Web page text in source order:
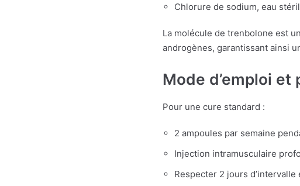
Chlorure de sodium, eau
La molécule de trenbolone est
androgènes, garantissant ainsi
Mode d’emploi et
Pour une cure standard :
2 ampoules par semaine
Injection intramusculaire
Respecter 2 jours